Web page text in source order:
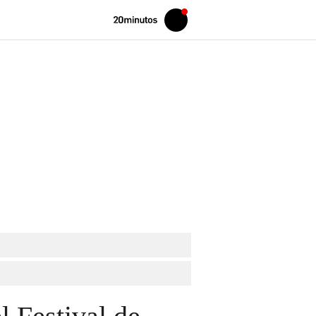
Volver
Iniciar
sesión